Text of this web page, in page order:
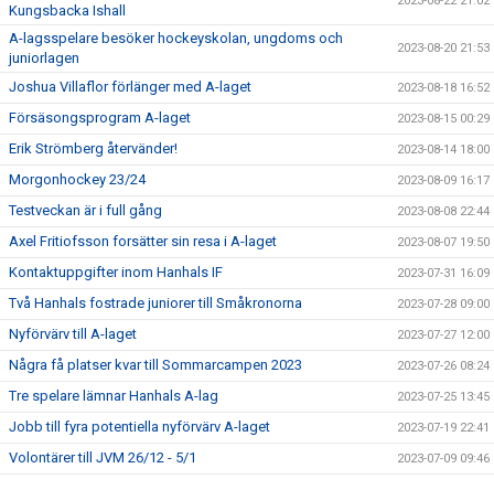
Kungsbacka Ishall
A-lagsspelare besöker hockeyskolan, ungdoms och
juniorlagen
2023-08-20 21:53
Joshua Villaflor förlänger med A-laget 2023-08-18 16:52
Försäsongsprogram A-laget 2023-08-15 00:29
Erik Strömberg återvänder! 2023-08-14 18:00
Morgonhockey 23/24 2023-08-09 16:17
Testveckan är i full gång 2023-08-08 22:44
Axel Fritiofsson forsätter sin resa i A-laget 2023-08-07 19:50
Kontaktuppgifter inom Hanhals IF 2023-07-31 16:09
Två Hanhals fostrade juniorer till Småkronorna 2023-07-28 09:00
Nyförvärv till A-laget 2023-07-27 12:00
Några få platser kvar till Sommarcampen 2023 2023-07-26 08:24
Tre spelare lämnar Hanhals A-lag 2023-07-25 13:45
Jobb till fyra potentiella nyförvärv A-laget 2023-07-19 22:41
Volontärer till JVM 26/12 - 5/1 2023-07-09 09:46